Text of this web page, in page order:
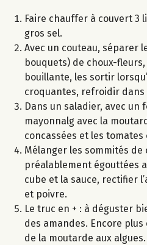
Faire chauffer à couvert 3
gros sel.
Avec un couteau, séparer
bouquets) de choux-
bouillante, les sortir
croquantes, refroidir dans
Dans un saladier, avec un
mayonnalg avec la
concassées et les
Mélanger les sommités de
préalablement égouttées
cube et la sauce, rectifier
et poivre.
Le truc en + : à déguster
des amandes. Encore
de la moutarde aux algues.